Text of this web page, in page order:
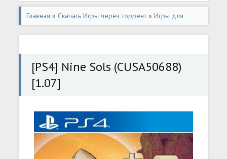
Главная » Скачать Игры через торрент»Игры для
консолей»Игры для Playstation 4
[PS4] Nine Sols (CUSA50688)
[1.07]